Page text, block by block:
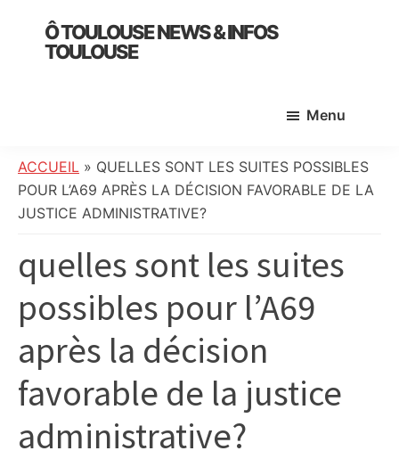
primary
Ô TOULOUSE NEWS & INFOS
TOULOUSE
:
info
locale,
culture,
politique,
météo,
divers
initiatives
citoyennes
Menu
ACCUEIL » QUELLES SONT LES SUITES POSSIBLES
POUR L’A69 APRÈS LA DÉCISION FAVORABLE DE LA
JUSTICE ADMINISTRATIVE?
quelles sont les suites
possibles pour l’A69
après la décision
favorable de la justice
administrative?